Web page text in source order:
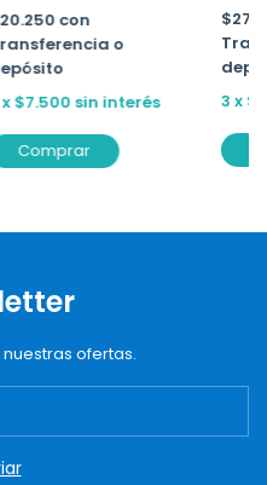
con
o
x$7.500 sin interés
Comprar
3 x
ofertas.